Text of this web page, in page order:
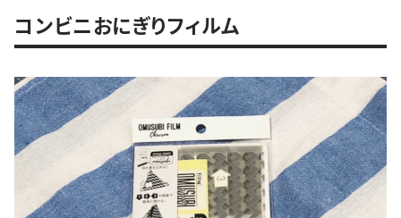
コンビニおにぎりフィルム